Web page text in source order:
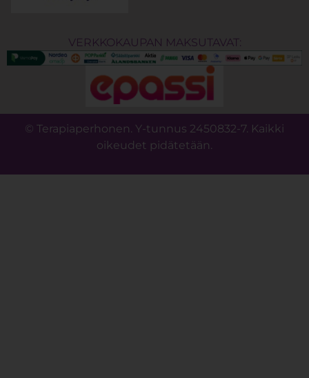
VERKKOKAUPAN MAKSUTAVAT:
© Terapiaperhonen. Y-tunnus 2450832-7. Kaikki
oikeudet pidätetään.